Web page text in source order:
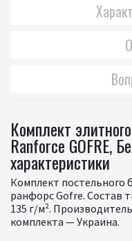
Комплект
Ranforce GOFRE,
характеристики
Комплект постельного
ранфорс Gofre. Состав
135 г/м².
комплекта — Украина.